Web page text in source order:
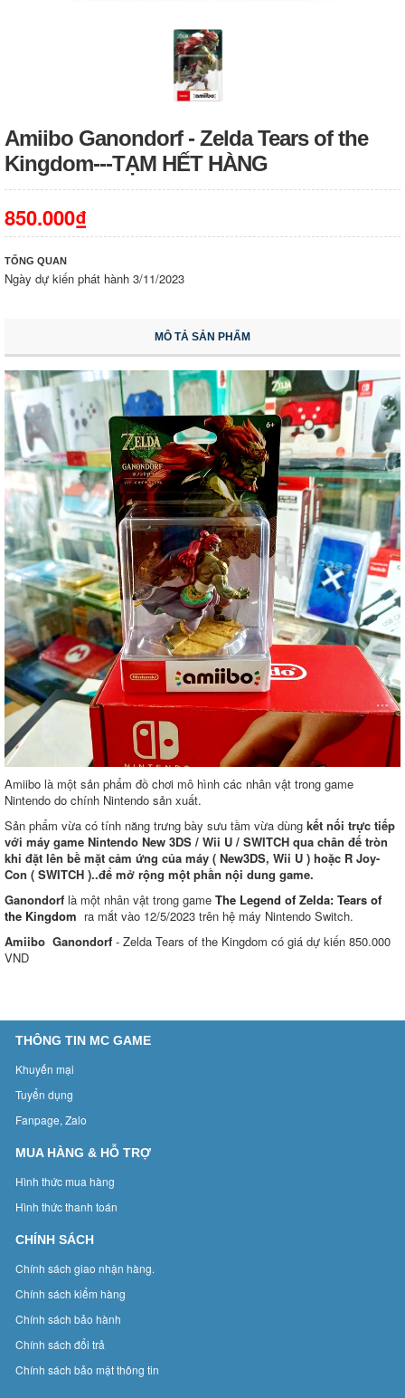
Amiibo Ganondorf - Zelda Tears of the
Kingdom---TẠM HẾT HÀNG
850.000₫
TỔNG QUAN
Ngày dự kiến phát hành 3/11/2023
MÔ TẢ SẢN PHẨM
Amiibo là một sản phẩm đồ chơi mô hình các nhân vật trong game
Nintendo do chính Nintendo sản xuất.
Sản phẩm vừa có tính năng trưng bày sưu tầm vừa dùng kết nối trực tiếp
với máy game Nintendo New 3DS / Wii U / SWITCH qua chân đế tròn
khi đặt lên bề mặt cảm ứng của máy ( New3DS, Wii U ) hoặc R Joy-
Con ( SWITCH )..để mở rộng một phần nội dung game.
Ganondorf là một nhân vật trong game The Legend of Zelda: Tears of
the Kingdom ra mắt vào 12/5/2023 trên hệ máy Nintendo Switch.
Amiibo Ganondorf - Zelda Tears of the Kingdom có giá dự kiến 850.000
VND
THÔNG TIN MC GAME
Khuyến mại
Tuyển dụng
Fanpage, Zalo
MUA HÀNG & HỖ TRỢ
Hình thức mua hàng
Hình thức thanh toán
CHÍNH SÁCH
Chính sách giao nhận hàng.
Chính sách kiểm hàng
Chính sách bảo hành
Chính sách đổi trả
Chính sách bảo mật thông tin